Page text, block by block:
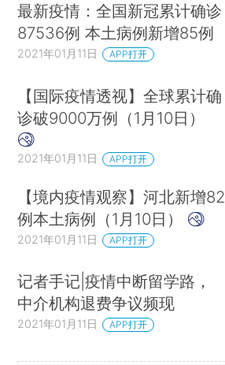
最新疫情：全国新冠累计确诊
87536例 本土病例新增85例
2021年01月11日 APP打开
【国际疫情透视】全球累计确
诊破9000万例（1月10日）
2021年01月11日 APP打开
【境内疫情观察】河北新增82
例本土病例（1月10日）
2021年01月11日 APP打开
记者手记|疫情中断留学路，
中介机构退费争议频现
2021年01月11日 APP打开